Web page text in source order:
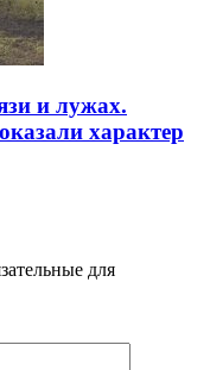
и лужах.
характер
для